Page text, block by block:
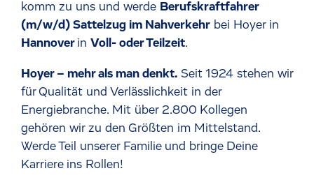
komm zu uns und werde Berufskraftfahrer
(m/w/d) Sattelzug im Nahverkehr bei Hoyer in
Hannover in Voll- oder Teilzeit.
Hoyer – mehr als man denkt. Seit 1924 stehen wir
für Qualität und Verlässlichkeit in der
Energiebranche. Mit über 2.800 Kollegen
gehören wir zu den Größten im Mittelstand.
Werde Teil unserer Familie und bringe Deine
Karriere ins Rollen!